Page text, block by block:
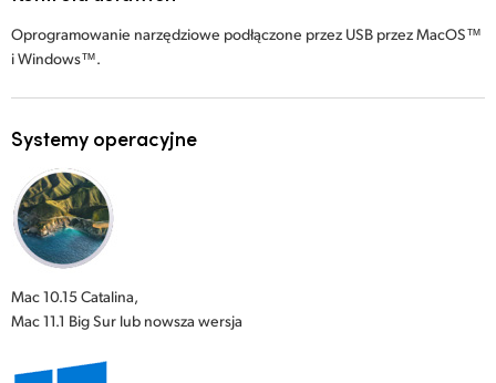
Oprogramowanie narzędziowe podłączone przez USB przez MacOS™
i Windows™.
Systemy operacyjne
Mac 10.15 Catalina,
Mac 11.1 Big Sur lub nowsza wersja